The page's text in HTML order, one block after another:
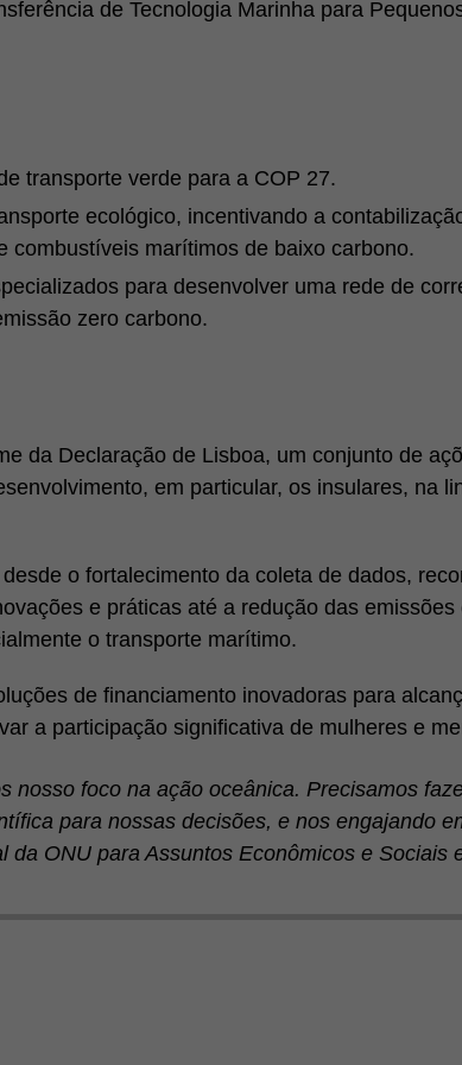
de Tecnologia Marinha para
transporte verde para a COP 27.
ecológico, incentivando a
combustíveis marítimos de baixo carbono.
para desenvolver uma rede de
zero carbono.
da Declaração de Lisboa, um conjunto de
em particular, os insulares, na
o fortalecimento da coleta de dados,
e práticas até a redução das
o transporte marítimo.
de financiamento inovadoras para
a participação significativa de mulheres e
nosso foco na ação oceânica. Precisamos
para nossas decisões, e nos engajando
da ONU para Assuntos Econômicos e Sociais